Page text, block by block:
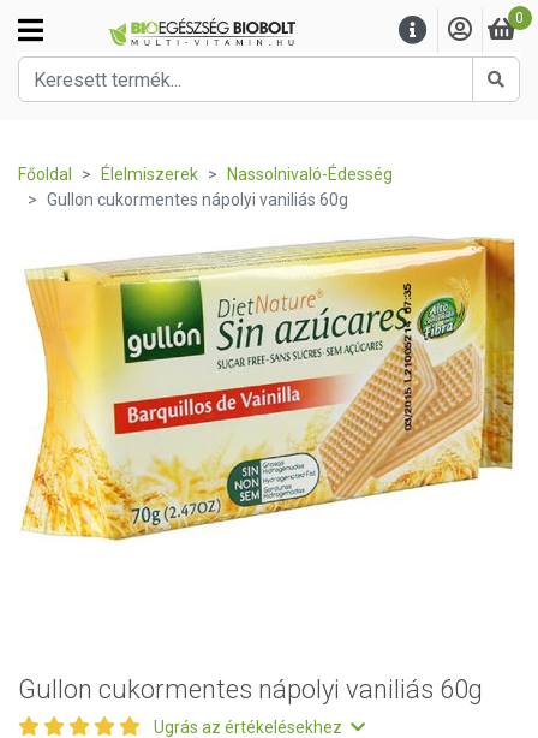
0
Főoldal Élelmiszerek
Nassolnivaló-Édesség
Gullon cukormentes nápolyi vaniliás 60g
Gullon cukormentes nápolyi vaniliás 60g
Ugrás az értékelésekhez